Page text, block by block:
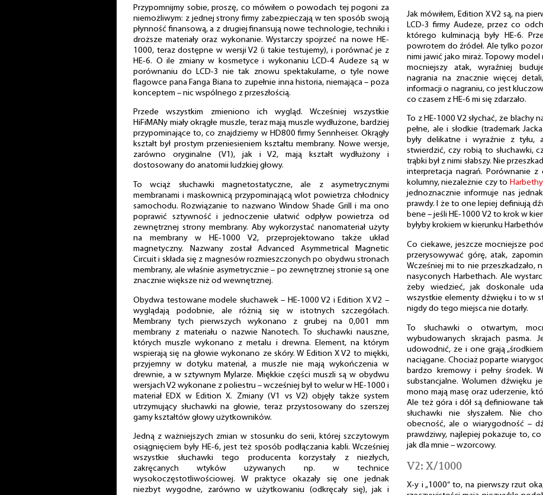
Przypomnijmy sobie, proszę, co mówiłem o powodach tej pogoni za
niemożliwym: z jednej strony firmy zabezpieczają w ten sposób swoją
płynność finansową, a z drugiej finansują nowe technologie, techniki i
droższe materiały oraz wykonanie. Wystarczy spojrzeć na nowe HE-
1000, teraz dostępne w wersji V2 (i takie testujemy), i porównać je z
HE-6. O ile zmiany w kosmetyce i wykonaniu LCD-4 Audeze są w
porównaniu do LCD-3 nie tak znowu spektakularne, o tyle nowe
flagowce pana Fanga Biana to zupełnie inna historia, niemająca – poza
konceptem – nic wspólnego z przeszłością.
Przede wszystkim zmieniono ich wygląd. Wcześniej wszystkie
HiFiMANy miały okrągłe muszle, teraz mają muszle wydłużone, bardziej
przypominające to, co znajdziemy w HD800 firmy Sennheiser. Okrągły
kształt był prostym przeniesieniem kształtu membrany. Nowe wersje,
zarówno oryginalne (V1), jak i V2, mają kształt wydłużony i
dostosowany do anatomii ludzkiej głowy.
To wciąż słuchawki magnetostatyczne, ale z asymetrycznymi
membranami i maskownicą przypominającą wlot powietrza chłodnicy
samochodu. Rozwiązanie to nazwano Window Shade Grill i ma ono
poprawić sztywność i jednoczenie ułatwić odpływ powietrza od
zewnętrznej strony membrany. Aby wykorzystać nanomateriał użyty
na membrany w HE-1000 V2, przeprojektowano także układ
magnetyczny. Nazwany został Advanced Asymmetrical Magnetic
Circuit i składa się z magnesów rozmieszczonych po obydwu stronach
membrany, ale właśnie asymetrycznie – po zewnętrznej stronie są one
znacznie większe niż od wewnętrznej.
Obydwa testowane modele słuchawek – HE-1000 V2 i Edition X V2 –
wyglądają podobnie, ale różnią się w istotnych szczegółach.
Membrany tych pierwszych wykonano z grubej na 0,001 mm
membrany z materiału o nazwie Nanotech. To słuchawki nauszne,
których muszle wykonano z metalu i drewna. Element, na którym
wspierają się na głowie wykonano ze skóry. W Edition X V2 to miękki,
przyjemny w dotyku materiał, a muszle nie mają wykończenia w
drewnie, a w sztywnym Mylarze. Miękkie części muszli są w obydwu
wersjach V2 wykonane z poliestru – wcześniej był to welur w HE-1000 i
materiał EDX w Edition X. Zmiany (V1 vs V2) objęły także system
utrzymujący słuchawki na głowie, teraz przystosowany do szerszej
gamy kształtów głowy użytkowników.
Jedną z ważniejszych zmian w stosunku do serii, której szczytowym
osiągnięciem były HE-6, jest też sposób podłączania kabli. Wcześniej
wszystkie słuchawki tego producenta korzystały z niezłych,
zakręcanych wtyków używanych np. w technice
wysokoczęstotliwościowej. W praktyce okazały się one jednak
niezbyt wygodne, zarówno w użytkowaniu (odkręcały się), jak i
Jak mówiłem, Edition X V2 są, na
LCD-3 firmy Audeze, przez co
którego kulminacją były HE-6.
powrotem do źródeł. Ale tylko
nimi jawić jako miraż. Topowy
mocniejszy atak, wyraźniej
nagrania na znacznie więcej
informacji o nagraniu, co jest
co czasem z HE-6 mi się zdarzało.
To z HE-1000 V2 słychać, że blachy
pełne, ale i słodkie (trademark
były delikatne i wyraźnie z tyłu,
stwierdzić, czy robią to słuchawki,
trąbki był z nimi słabszy. Nie
interpretacja nagrań. Porównanie z
kolumny, niezależnie czy to
jednoznacznie informuje nas
prawdy. I że to one lepiej definiują
bene – jeśli HE-1000 V2 to krok w
byłyby krokiem w kierunku
Co ciekawe, jeszcze mocniejsze
przerysowywać górę, atak,
Wcześniej mi to nie przeszkadzało,
nasyconych Harbethach. Ale
żeby wiedzieć, jak doskonale
wszystkie elementy dźwięku i to w
nigdy do tego miejsca nie dotarły.
To słuchawki o otwartym,
wybudowanych skrajach pasma.
udowodnić, że i one grają
naciągane. Chociaż poparte
bardzo kremowy i pełny środek.
substancjalne. Wolumen dźwięku
mono mają masę oraz uderzenie,
Ale też góra i dół są definiowane
słuchawki nie słyszałem. Nie
obecność, ale o wiarygodność –
prawdziwy, najlepiej pokazuje to,
jak dla mnie – wzorcowy.
V2: X/1000
X-y i „1000” to, na pierwszy rzut